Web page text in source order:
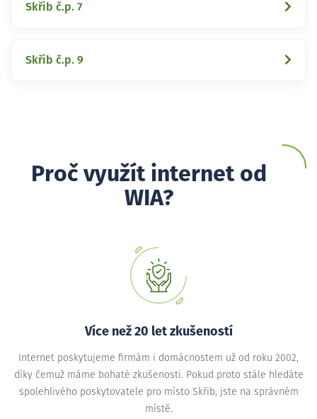
Skřib č.p. 7
Skřib č.p. 9
Proč využít internet od
WIA?
Více než 20 let zkušeností
Internet poskytujeme firmám i domácnostem už od roku 2002,
díky čemuž máme bohaté zkušenosti. Pokud proto stále hledáte
spolehlivého poskytovatele pro místo Skřib, jste na správném
místě.